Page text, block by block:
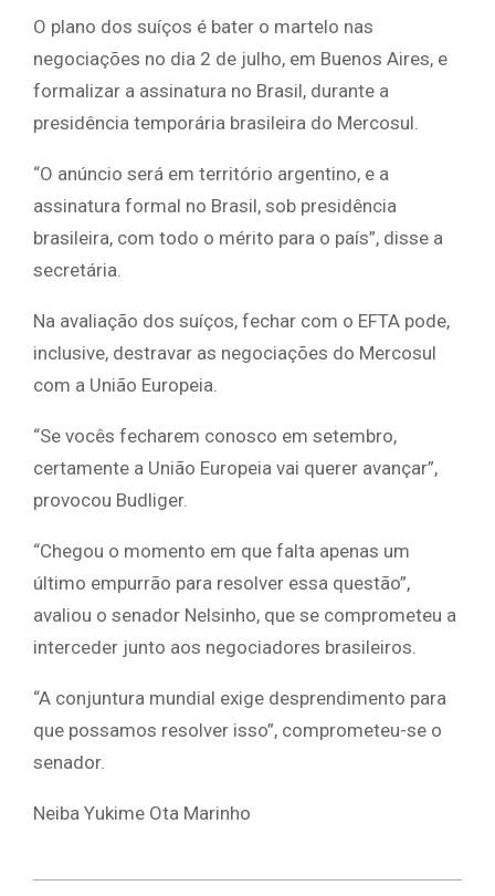
O plano dos suíços é bater o martelo nas
negociações no dia 2 de julho, em Buenos Aires, e
formalizar a assinatura no Brasil, durante a
presidência temporária brasileira do Mercosul.
“O anúncio será em território argentino, e a
assinatura formal no Brasil, sob presidência
brasileira, com todo o mérito para o país”, disse a
secretária.
Na avaliação dos suíços, fechar com o EFTA pode,
inclusive, destravar as negociações do Mercosul
com a União Europeia.
“Se vocês fecharem conosco em setembro,
certamente a União Europeia vai querer avançar”,
provocou Budliger.
“Chegou o momento em que falta apenas um
último empurrão para resolver essa questão”,
avaliou o senador Nelsinho, que se comprometeu a
interceder junto aos negociadores brasileiros.
“A conjuntura mundial exige desprendimento para
que possamos resolver isso”, comprometeu-se o
senador.
Neiba Yukime Ota Marinho